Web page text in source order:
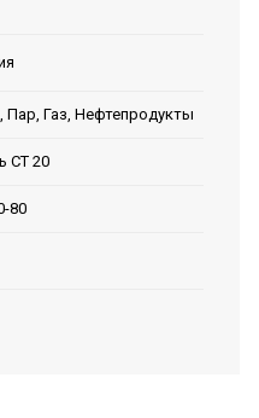
Пар, Газ, Нефтепродукты
СТ 20
80